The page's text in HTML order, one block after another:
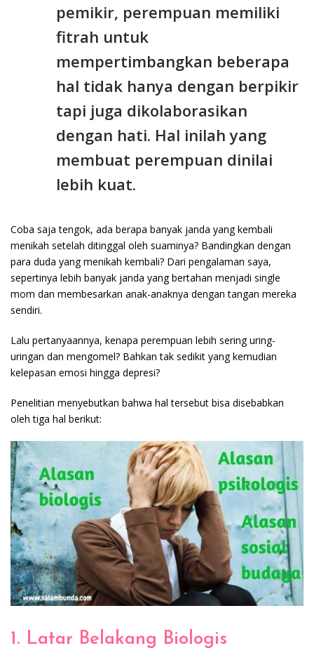
pemikir, perempuan memiliki
fitrah untuk
mempertimbangkan beberapa
hal tidak hanya dengan berpikir
tapi juga dikolaborasikan
dengan hati. Hal inilah yang
membuat perempuan dinilai
lebih kuat.
Coba saja tengok, ada berapa banyak janda yang kembali
menikah setelah ditinggal oleh suaminya? Bandingkan dengan
para duda yang menikah kembali? Dari pengalaman saya,
sepertinya lebih banyak janda yang bertahan menjadi single
mom dan membesarkan anak-anaknya dengan tangan mereka
sendiri.
Lalu pertanyaannya, kenapa perempuan lebih sering uring-
uringan dan mengomel? Bahkan tak sedikit yang kemudian
kelepasan emosi hingga depresi?
Penelitian menyebutkan bahwa hal tersebut bisa disebabkan
oleh tiga hal berikut:
1. Latar Belakang Biologis